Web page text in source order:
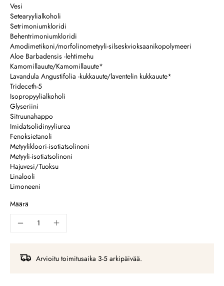
Vesi
Setearyylialkoholi
Setrimoniumkloridi
Behentrimoniumkloridi
Amodimetikoni/morfolinometyyli-silseskvioksaanikopolymeeri
Aloe Barbadensis -lehtimehu
Kamomillauute/Kamomillauute*
Lavandula Angustifolia -kukkauute/laventelin kukkauute*
Trideceth-5
Isopropyylialkoholi
Glyseriini
Sitruunahappo
Imidatsolidinyyliurea
Fenoksietanoli
Metyylikloori-isotiatsolinoni
Metyyli-isotiatsolinoni
Hajuvesi/Tuoksu
Linalooli
Limoneeni
Määrä
Arvioitu toimitusaika 3-5 arkipäivää.